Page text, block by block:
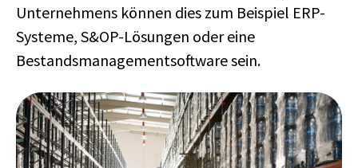
Unternehmens können dies zum Beispiel ERP-
Systeme, S&OP-Lösungen oder eine
Bestandsmanagementsoftware sein.